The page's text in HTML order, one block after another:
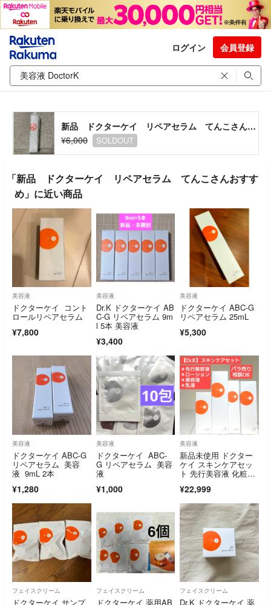
ログイン 会員登録
新品 ドクターケイ リペアセラム てんこさんおすすめ
¥6,000
SOLDOUT
「新品 ドクターケイ リペアセラム てんこさんおすす
め」に近い商品
美容液
ドクターケイ コント
ロールリペアセラム
¥7,800
美容液
Dr.K ドクターケイ AB
C-G リペアセラム 9m
l 5本 美容液
¥3,400
美容液
ドクターケイ ABC-G
リペアセラム 25mL
¥5,300
美容液
ドクターケイ ABC-G
リペアセラム 美容
液 9mL 2本
¥1,280
美容液
ドクターケイ ABC-
G リペアセラム 美容
液
¥1,000
美容液
新品未使用 ドクター
ケイ スキンケアセッ
ト 先行美容液 化粧
¥22,999
フェイスクリーム
ドクターケイ サンプ
フェイスクリーム
ドクターケイ 薬用AB
フェイスクリーム
Dr.K ドクターケイ 薬